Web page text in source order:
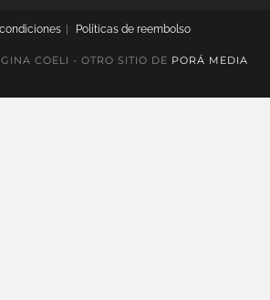
Políticas de reembolso
COELI - OTRO SITIO DE PORÁ MEDIA